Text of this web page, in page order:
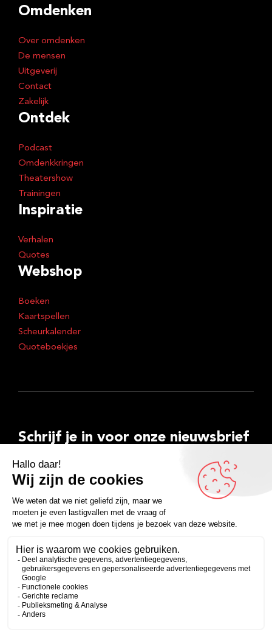
Omdenken
Over omdenken
De mensen
Uitgeverij
Contact
Zakelijk
Ontdek
Podcast
Omdenkkringen
Theatershow
Trainingen
Inspiratie
Verhalen
Quotes
Webshop
Boeken
Kaartspellen
Scheurkalender
Quoteboekjes
Schrijf je in voor onze nieuwsbrief
E-
mailadres
Inschrijven
FacebookInstagramLinkedInYouTubeSpotify
Copyright 2026